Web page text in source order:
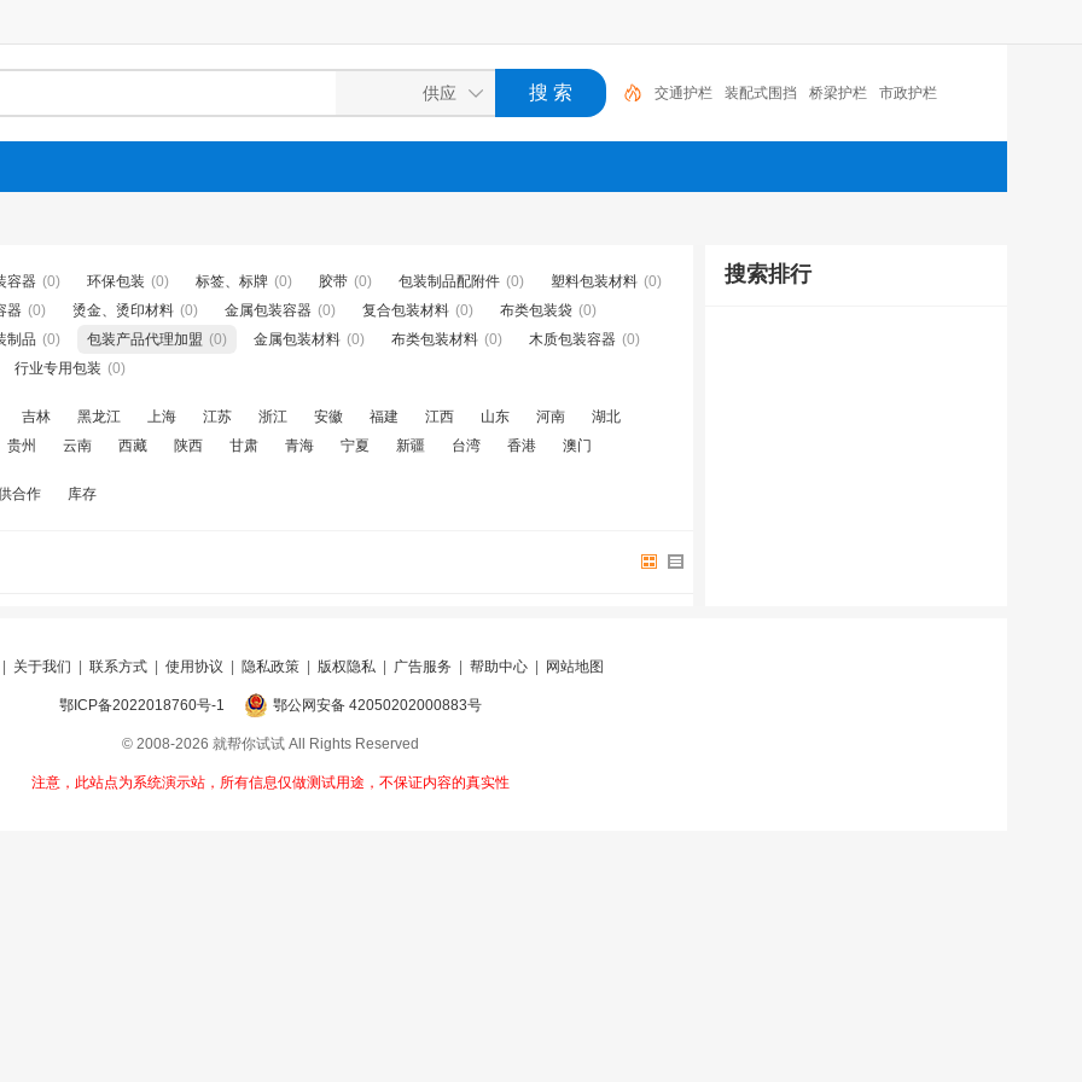
交通护栏 装配式围挡 桥梁护栏 市政护栏
容器 (0) 环保包装 (0) 标签、标牌 (0) 胶带 (0) 包装制品配附件 (0) 塑料包装材料 (0)
器 (0) 烫金、烫印材料 (0) 金属包装容器 (0) 复合包装材料 (0) 布类包装袋 (0)
制品 (0) 包装产品代理加盟 (0) 金属包装材料 (0) 布类包装材料 (0) 木质包装容器 (0)
行业专用包装 (0)
吉林 黑龙江 上海 江苏 浙江 安徽 福建 江西 山东 河南
湖北
贵州
云南 西藏 陕西 甘肃 青海 宁夏 新疆 台湾 香港 澳门
合作 库存
搜索排行
关于我们 联系方式 使用协议 隐私政策 版权隐私 广告服务 帮助中心 网站地图
鄂ICP备2022018760号-1 鄂公网安备 42050202000883号
© 2008-2026 就帮你试试 All Rights Reserved
注意，此站点为系统演示站，所有信息仅做测试用途，不保证内容的真实性